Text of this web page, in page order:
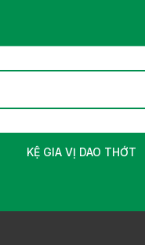
KỆ GIA VỊ DAO THỚT